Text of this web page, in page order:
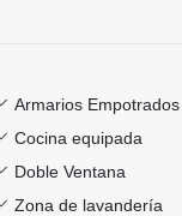
Armarios Empotrados
Cocina equipada
Doble Ventana
Zona de lavandería